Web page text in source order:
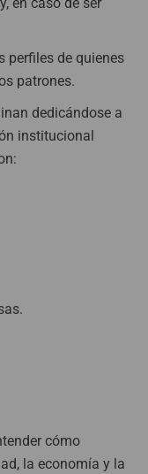
en caso de ser
perfiles de quienes
patrones.
dedicándose a
institucional
cómo
la economía y la